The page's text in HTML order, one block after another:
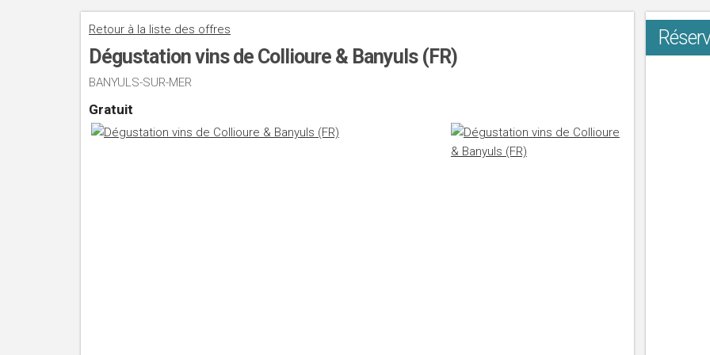
Retour à la liste des offres
Dégustation vins de Collioure & Banyuls (FR)
BANYULS-SUR-MER
Gratuit